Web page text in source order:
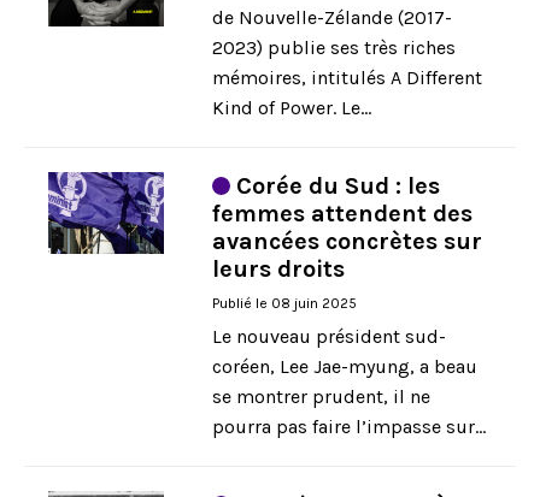
de Nouvelle-Zélande (2017-
2023) publie ses très riches
mémoires, intitulés A Different
Kind of Power. Le...
Corée du Sud : les
femmes attendent des
avancées concrètes sur
leurs droits
Publié le 08 juin 2025
Le nouveau président sud-
coréen, Lee Jae-myung, a beau
se montrer prudent, il ne
pourra pas faire l’impasse sur...